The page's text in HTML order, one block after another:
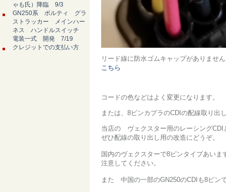
ゃも氏）降臨 9/3
GN250系 ボルティ グラ
ストラッカー メインハー
ネス ハンドルスイッチ
電装一式 開発 7/19
クレジットでの支払い方
リード線に防水ゴムキャップがありませ
こちら
コードの色などはよく変更になります。
または、8ピンカプラのCDIの配線取り出
当店の ヴェクスター用のレーシングCDI
ぜひ配線の取り出し用の改造にどうぞ。
国内のヴェクスターで8ピンタイプあいま
注意してください。
また 中国の一部のGN250のCDIも8ピン